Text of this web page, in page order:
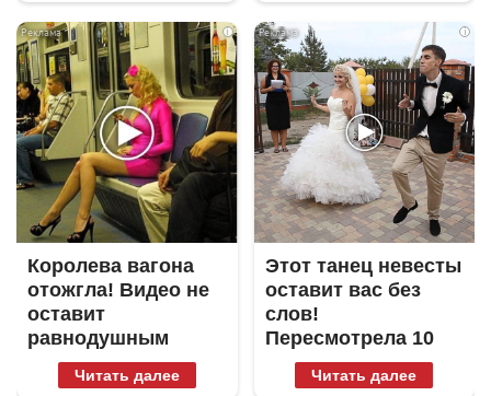
i
Королева вагона
отожгла! Видео не
оставит
равнодушным
Читать далее
i
Этот танец невесты
оставит вас без
слов!
Пересмотрела 10
раз
Читать далее